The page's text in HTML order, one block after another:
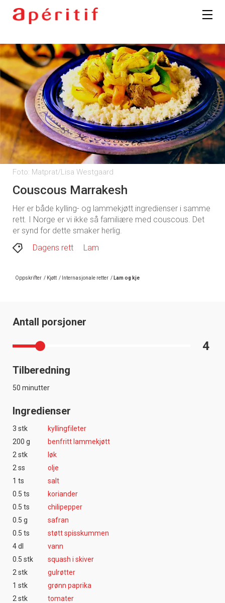
Foto: Matprat/Lisa Westgaard
Couscous Marrakesh
Her er både kylling- og lammekjøtt ingredienser i samme
rett. I Norge er vi ikke så familiære med couscous. Det
er synd for dette smaker herlig.
Dagens rett
Lam
Oppskrifter / Kjøtt / Internasjonale retter / Lam og kje
Antall porsjoner
4
Tilberedning
50 minutter
Ingredienser
3 stk
kyllingfileter
200 g
benfritt lammekjøtt
2 stk
løk
2 ss
olje
1 ts
salt
0.5 ts
koriander
0.5 ts
chilipepper
0.5 g
safran
0.5 ts
støtt spisskummen
4 dl
vann
0.5 stk
squash i skiver
2 stk
gulrøtter
1 stk
grønn paprika
2 stk
tomater